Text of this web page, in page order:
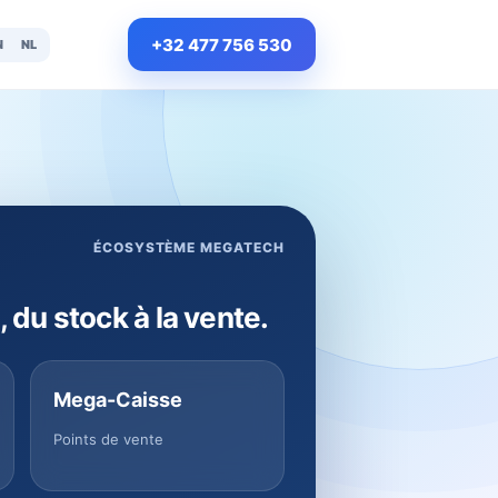
NL +32 477 756 530
ÉCOSYSTÈME MEGATECH
du stock à la vente.
Mega-Caisse
Points de vente